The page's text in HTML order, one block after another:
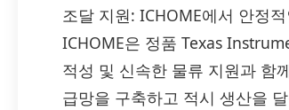
조달 지원: ICHOME에서 안정
ICHOME은 정품 Texas
적성 및 신속한 물류 지원과 함
급망을 구축하고 적시 생산을